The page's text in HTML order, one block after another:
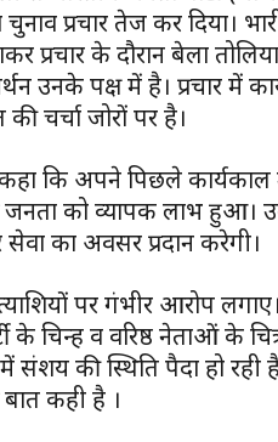
प्रचार तेज कर दिया।
प्रचार के दौरान बेला
उनके पक्ष में है। प्रचार में
चर्चा जोरों पर है।
कहा कि अपने पिछले
जनता को व्यापक लाभ हुआ।
का अवसर प्रदान करेगी।
पर गंभीर आरोप
के चिन्ह व वरिष्ठ नेताओं के
की स्थिति पैदा हो रही
कही है ।